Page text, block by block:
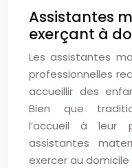
Assistantes
exerçant à
Les assistantes
professionnelles
accueillir des
Bien que
l’accueil à leur
assistantes
exercer au